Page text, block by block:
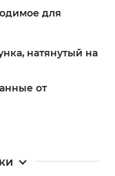
для
натянутый на
от